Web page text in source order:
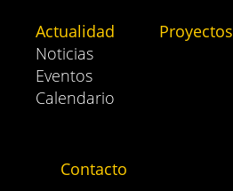
Actualidad
Noticias
Eventos
Calendario
Proyectos
Contacto